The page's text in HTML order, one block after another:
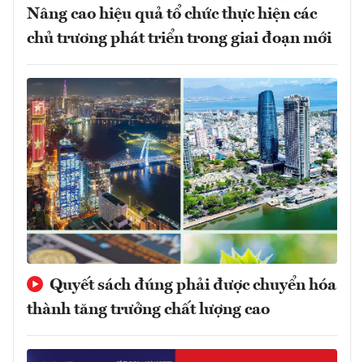
Nâng cao hiệu quả tổ chức thực hiện các
chủ trương phát triển trong giai đoạn mới
Quyết sách đúng phải được chuyển hóa
thành tăng trưởng chất lượng cao